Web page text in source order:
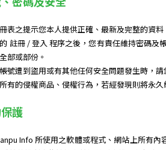
表之提示您本人提供正確、最新及完整的資
註冊 / 登入 程序之後，您有責任維持密碼
部或部份。
號遭到盜用或有其他任何安全問題發生時，
有的侵權商品、侵權行為，若經發現則將永久
護
Info 所使用之軟體或程式、網站上所有